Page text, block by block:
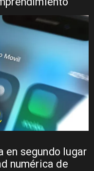
en segundo lugar
numérica de